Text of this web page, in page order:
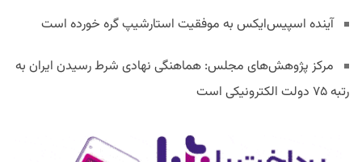
آینده اسپیس‌ایکس به موفقیت استارشیپ گره خورده است
مرکز پژوهش‌های مجلس: هماهنگی نهادی شرط رسیدن ایران به
رتبه ۷۵ دولت الکترونیکی است